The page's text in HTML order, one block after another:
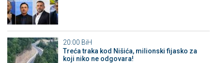
20:00 BiH
Treća traka kod Nišića, milionski fijasko za
koji niko ne odgovara!